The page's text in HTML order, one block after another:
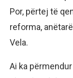
Por, përtej të
reforma,
Vela.
Ai ka